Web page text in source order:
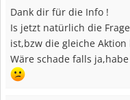
n
e
Dank dir für die Info !
Is jetzt natürlich die
ist,bzw die gleiche Aktion
Wäre schade falls